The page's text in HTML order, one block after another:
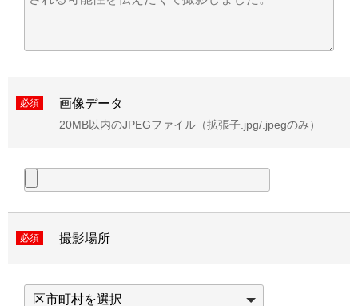
必須 画像データ
20MB以内のJPEGファイル（拡張子.jpg/.jpegのみ）
必須 撮影場所